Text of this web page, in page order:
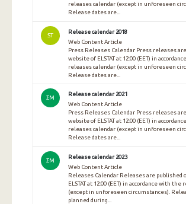
releases calendar (except in unforeseen
Release dates are...
ST
Release calendar 2018
Web Content Article
Press Releases Calendar Press releases
website of ELSTAT at 12:00 (EET) in
releases calendar (except in unforeseen
Release dates are...
ΣΜ
Release calendar 2021
Web Content Article
Press Releases Calendar Press releases
website of ELSTAT at 12:00 (EET) in
releases calendar (except in unforeseen
Release dates are...
ΣΜ
Release calendar 2023
Web Content Article
Releases Calendar Releases are published
ELSTAT at 12:00 (EET) in accordance with
(except in unforeseen circumstances).
planned during...